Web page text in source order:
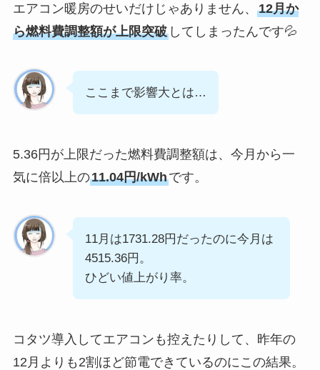
エアコン暖房のせいだけじゃありません、 12月か
ら燃料費調整額が上限突破してしまったんです💦
ここまで影響大とは…
5.36円が上限だった燃料費調整額は、今月から一
気に倍以上の11.04円/kWhです。
11月は1731.28円だったのに今月は
4515.36円。
ひどい値上がり率。
コタツ導入してエアコンも控えたりして、昨年の
12月よりも2割ほど節電できているのにこの結果。